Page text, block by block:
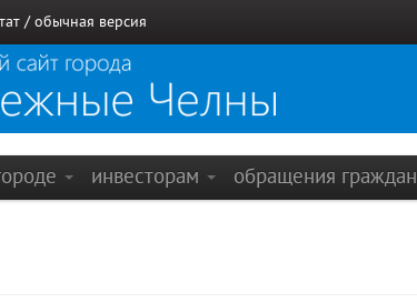
тат / обычная версия
инвесторам обращения граждан